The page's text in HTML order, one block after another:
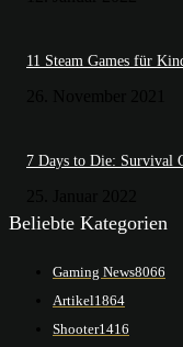
11 Steam Games für
7 Days to Die: Survival
Beliebte Kategorien
Gaming News8066
Artikel1864
Shooter1416